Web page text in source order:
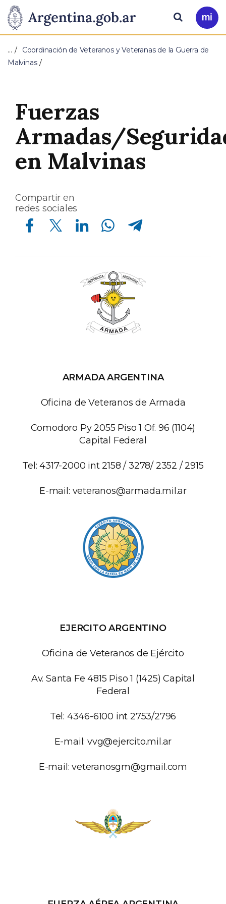
Presidencia
de
la
Pasar al contenido principal
Ir
a
Buscar
…
Coordinación de Veteranos y Veteranas de la Guerra de
Malvinas
Fuerzas
Armadas/
en Malvinas
Compartir en
redes sociales
Compartir en Facebook Compartir en Twitter Compartir en Linkedin Compartir en Whatsapp Compartir en Telegram
ARMADA ARGENTINA
Oficina de Veteranos de Armada
Comodoro Py 2055 Piso 1 Of. 96 (1104)
Capital Federal
Tel: 4317-2000 int 2158 / 3278/ 2352 / 2915
E-mail: veteranos@armada.mil.ar
EJERCITO ARGENTINO
Oficina de Veteranos de Ejército
Av. Santa Fe 4815 Piso 1 (1425) Capital
Federal
Tel: 4346-6100 int 2753/2796
E-mail:vvg@ejercito.mil.ar
E-mail:veteranosgm@gmail.com